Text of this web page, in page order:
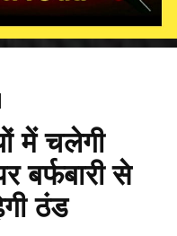
में चलेगी
बर्फबारी से
ठंड